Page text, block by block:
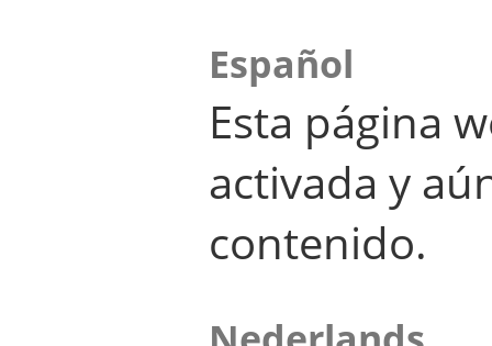
Español
Esta página
activada y
contenido.